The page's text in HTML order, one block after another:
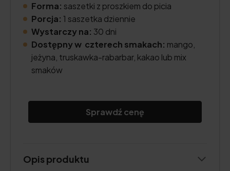
Forma: saszetki z proszkiem do picia
Porcja: 1 saszetka dziennie
Wystarczy na: 30 dni
Dostępny w czterech smakach: mango,
jeżyna, truskawka-rabarbar, kakao lub mix
smaków
Sprawdź cenę
Opis produktu